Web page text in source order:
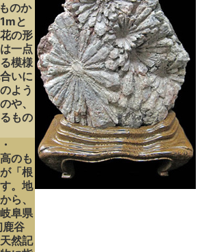
のか
と
の形
一点
模様
いに
よう
や、
もの
のも
「根
。地
ら、
阜県
鹿谷
然記